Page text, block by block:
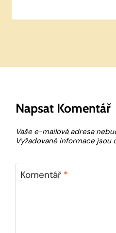
Napsat Komentář
Vaše e-mailová adresa
Vyžadované informace jsou
Komentář *